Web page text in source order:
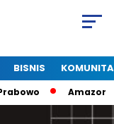
BISNIS
Amazon Van